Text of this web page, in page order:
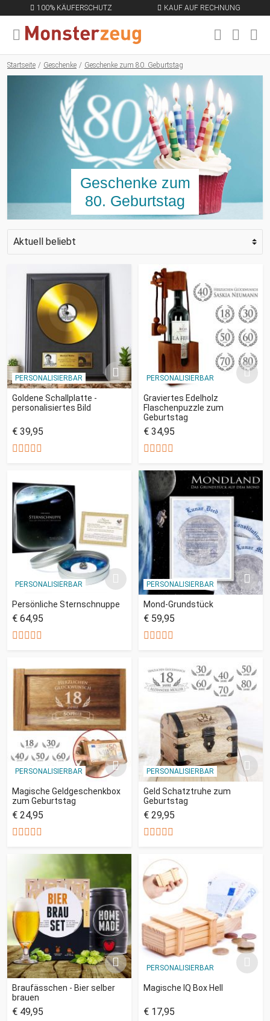
100% KÄUFERSCHUTZ KAUF AUF RECHNUNG
MENÜ SCHLIESSEN
Startseite Geschenke Geschenke zum 80. Geburtstag
Geschenke zum
80. Geburtstag
PERSONALISIERBAR
Goldene Schallplatte -
personalisiertes Bild
€ 39,95
PERSONALISIERBAR
Graviertes Edelholz
Flaschenpuzzle zum
Geburtstag
€ 34,95
PERSONALISIERBAR
Persönliche Sternschnuppe
€ 64,95
PERSONALISIERBAR
Mond-Grundstück
€ 59,95
PERSONALISIERBAR
Magische Geldgeschenkbox
zum Geburtstag
€ 24,95
PERSONALISIERBAR
Geld Schatztruhe zum
Geburtstag
€ 29,95
Braufässchen - Bier selber
brauen
€ 49,95
PERSONALISIERBAR
Magische IQ Box Hell
€ 17,95